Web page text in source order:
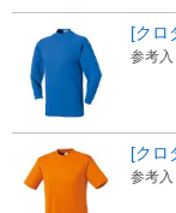
[クロ
参考入
[クロ
参考